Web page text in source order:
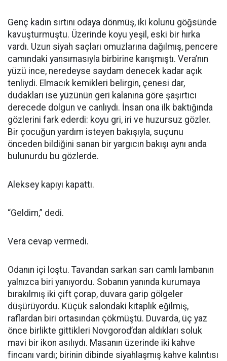
Genç kadın sırtını odaya dönmüş, iki kolunu göğsünde
kavuşturmuştu. Üzerinde koyu yeşil, eski bir hırka
vardı. Uzun siyah saçları omuzlarına dağılmış, pencere
camındaki yansımasıyla birbirine karışmıştı. Vera’nın
yüzü ince, neredeyse saydam denecek kadar açık
tenliydi. Elmacık kemikleri belirgin, çenesi dar,
dudakları ise yüzünün geri kalanına göre şaşırtıcı
derecede dolgun ve canlıydı. İnsan ona ilk baktığında
gözlerini fark ederdi: koyu gri, iri ve huzursuz gözler.
Bir çocuğun yardım isteyen bakışıyla, suçunu
önceden bildiğini sanan bir yargıcın bakışı aynı anda
bulunurdu bu gözlerde.
Aleksey kapıyı kapattı.
“Geldim,” dedi.
Vera cevap vermedi.
Odanın içi loştu. Tavandan sarkan sarı camlı lambanın
yalnızca biri yanıyordu. Sobanın yanında kurumaya
bırakılmış iki çift çorap, duvara garip gölgeler
düşürüyordu. Küçük salondaki kitaplık eğilmiş,
raflardan biri ortasından çökmüştü. Duvarda, üç yaz
önce birlikte gittikleri Novgorod’dan aldıkları soluk
mavi bir ikon asılıydı. Masanın üzerinde iki kahve
fincanı vardı; birinin dibinde siyahlaşmış kahve kalıntısı